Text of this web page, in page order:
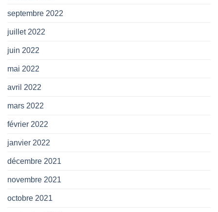
septembre 2022
juillet 2022
juin 2022
mai 2022
avril 2022
mars 2022
février 2022
janvier 2022
décembre 2021
novembre 2021
octobre 2021